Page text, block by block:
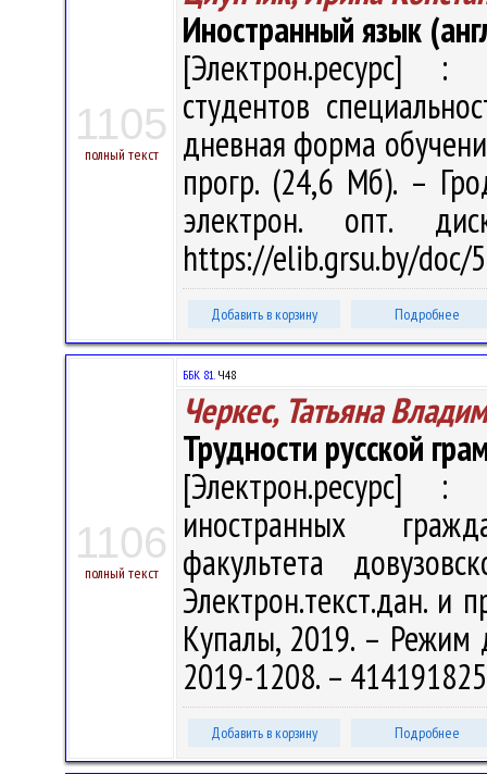
1105
полный текст
Иностранный язык
[Электрон.ресурс] :
студентов
дневная форма
прогр. (24,6 Мб). –
электрон. опт.
https://elib.grsu.by/doc/
Добавить в корзину Подробнее
1106
полный текст
ББК 81.Ч48
Черкес, Татьяна
Трудности русской
[Электрон.ресурс] :
иностранных
факультета
Электрон.текст.дан. и
Купалы, 2019. – Режим
2019-1208. –
Добавить в корзину Подробнее